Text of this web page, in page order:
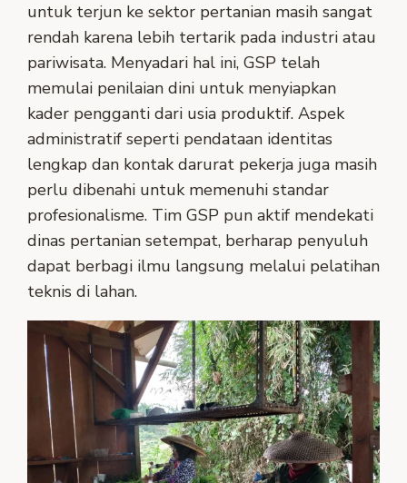
untuk terjun ke sektor pertanian masih sangat
rendah karena lebih tertarik pada industri atau
pariwisata. Menyadari hal ini, GSP telah
memulai penilaian dini untuk menyiapkan
kader pengganti dari usia produktif. Aspek
administratif seperti pendataan identitas
lengkap dan kontak darurat pekerja juga masih
perlu dibenahi untuk memenuhi standar
profesionalisme. Tim GSP pun aktif mendekati
dinas pertanian setempat, berharap penyuluh
dapat berbagi ilmu langsung melalui pelatihan
teknis di lahan.